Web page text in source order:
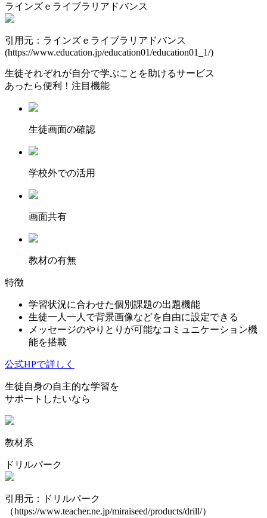
ラインズｅライブラリアドバンス
引用元：ラインズｅライブラリアドバンス
(https://www.education.jp/education01/education01_1/)
生徒それぞれが自分で学ぶことを助けるサービス
あったら便利！注目機能
⽣徒画⾯の確認
学校外での活用
画面共有
教材の有無
特徴
学習状況に合わせた個別課題の出題機能
生徒一人一人で背景画像などを自由に設定できる
メッセージのやりとりが可能なコミュニケーション機
能を搭載
公式HPで詳しく
生徒自身の自主的な学習を
サポートしたいなら
教材系
ドリルパーク
引用元：ドリルパーク
（https://www.teacher.ne.jp/miraiseed/products/drill/）